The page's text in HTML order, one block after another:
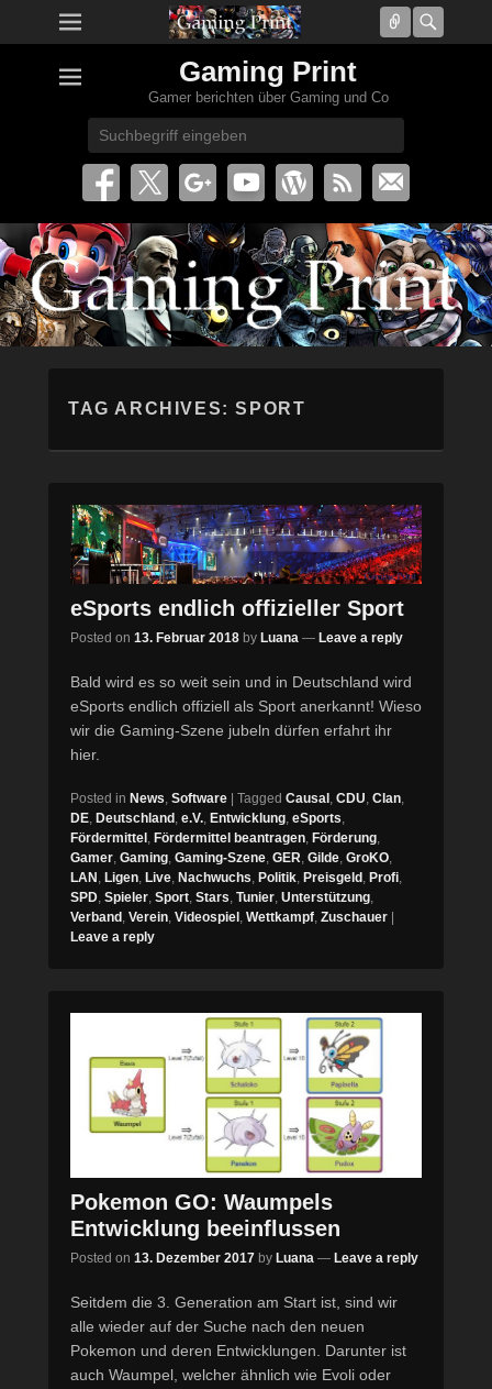
Connect
Gaming Print
Gamer berichten über Gaming und Co
TAG ARCHIVES:SPORT
eSports endlich offizieller Sport
Posted on 13. Februar 2018 by Luana — Leave a reply
Bald wird es so weit sein und in Deutschland wird
eSports endlich offiziell als Sport anerkannt! Wieso
wir die Gaming-Szene jubeln dürfen erfahrt ihr
hier.
Posted in News, Software Tagged Causal , CDU, Clan,
DE, Deutschland , e.V., Entwicklung, eSports,
Fördermittel , Fördermittel beantragen, Förderung,
Gamer, Gaming, Gaming-Szene, GER, Gilde, GroKO,
LAN , Ligen, Live, Nachwuchs, Politik, Preisgeld , Profi,
SPD, Spieler, Sport, Stars, Tunier, Unterstützung,
Verband , Verein, Videospiel , Wettkampf, Zuschauer
Leave a reply
Pokemon GO: Waumpels
Entwicklung beeinflussen
Posted on 13. Dezember 2017 by Luana — Leave a reply
Seitdem die 3. Generation am Start ist, sind wir
alle wieder auf der Suche nach den neuen
Pokemon und deren Entwicklungen. Darunter ist
auch Waumpel, welcher ähnlich wie Evoli oder